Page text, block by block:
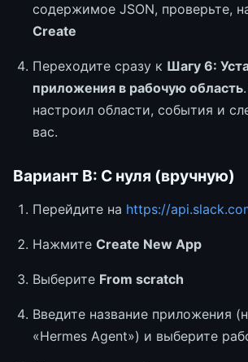
содержимое JSON, проверьте,
Create
Переходите сразу к Шагу 6:
приложения в рабочую область
настроил области, события и
вас.
Вариант B: С нуля (вручную)
Перейдите на https://
Нажмите Create New App
Выберите From scratch
Введите название приложения
«Hermes Agent») и выберите